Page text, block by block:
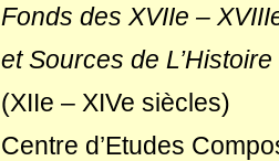
Fonds des XVIIe –
et Sources de
(XIIe – XIVe siècles)
Centre d’Etudes